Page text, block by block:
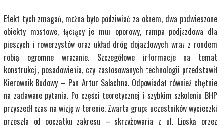
Efekt tych zmagań, można było podziwiać za oknem, dwa podwieszone
obiekty mostowe, łączący je mur oporowy, rampa podjazdowa dla
pieszych i rowerzystów oraz układ dróg dojazdowych wraz z rondem
robią ogromne wrażanie. Szczegółowe informacje na temat
konstrukcji, posadowienia, czy zastosowanych technologii przedstawił
Kierownik Budowy – Pan Artur Salachna. Odpowiadał również chętnie
na zadawane pytania. Po części teoretycznej i szybkim szkoleniu BHP
przyszedł czas na wizję w terenie. Zwarta grupa uczestników wycieczki
przeszła od początku zakresu – skrzyżowania z ul. Lipską przez